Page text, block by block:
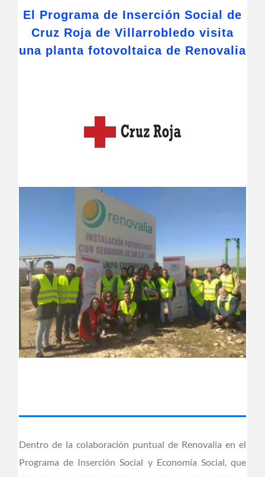
El Programa de Inserción Social de
Cruz Roja de Villarrobledo visita
una planta fotovoltaica de Renovalia
Dentro de la colaboración puntual de Renovalia en el
Programa de Inserción Social y Economía Social, que